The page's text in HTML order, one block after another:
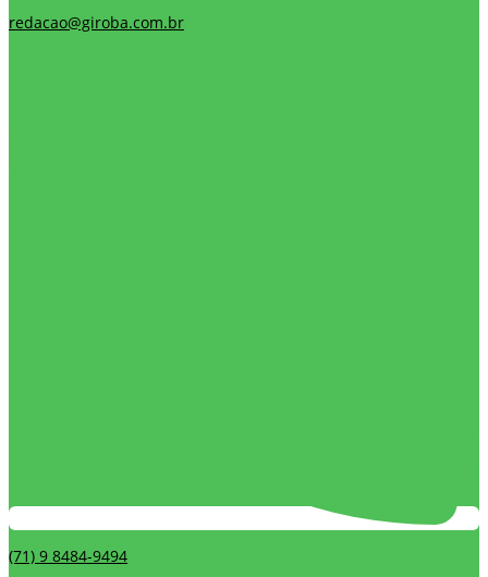
redacao@giroba.com.br
(71) 9 8484-9494